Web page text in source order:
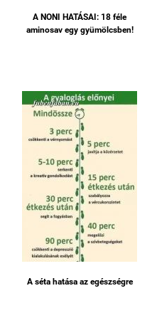
A NONI HATÁSAI: 18 féle
aminosav egy gyümölcsben!
A séta hatása az egészségre